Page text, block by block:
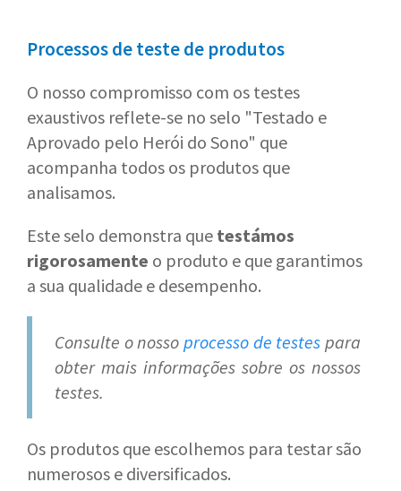
Processos de teste de produtos
O nosso compromisso com os testes
exaustivos reflete-se no selo "Testado e
Aprovado pelo Herói do Sono" que
acompanha todos os produtos que
analisamos.
Este selo demonstra que testámos
rigorosamente o produto e que garantimos
a sua qualidade e desempenho.
Consulte o nosso processo de testes para
obter mais informações sobre os nossos
testes.
Os produtos que escolhemos para testar são
numerosos e diversificados.